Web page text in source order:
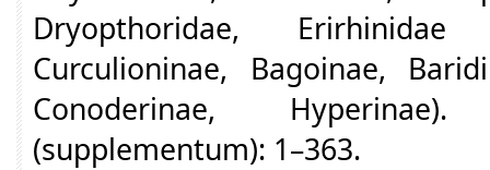
Dryopthoridae,
Curculioninae, Bagoinae,
Conoderinae,
(supplementum): 1–363.